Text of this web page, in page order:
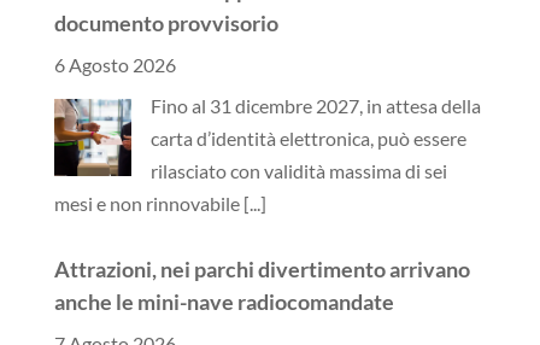
documento provvisorio
6 Agosto 2026
Fino al 31 dicembre 2027, in attesa della
carta d’identità elettronica, può essere
rilasciato con validità massima di sei
mesi e non rinnovabile [...]
Attrazioni, nei parchi divertimento arrivano
anche le mini-nave radiocomandate